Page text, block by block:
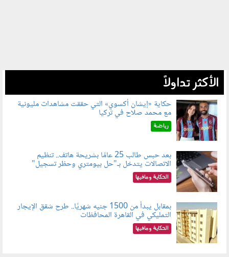
الأكثر تداولاً
080802.jpg
حكاية «إيشان أكسوي» التي حققت مشاهدات مليونية
مع محمد صلاح في تركيا
رياضة
080803.jpg
بعد حبس طالب 25 عامًا بشريحة هاتف.. تنظيم
الاتصالات يتدخل بـ"حل بيومتري وحظر تسجيل"
الحكاية ومافيها
080801.jpg
بمقابل يبدأ من 1500 جنيه شهريًا.. طرح شقق الإيجار
التمليكي في القاهرة المحافظات
الحكاية ومافيها